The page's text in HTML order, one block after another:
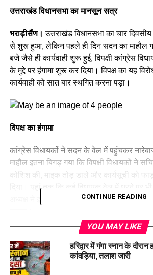
उत्तराखंड विधानसभा का मानसून सत्र
भराड़ीसैंण।उत्तराखंड विधानसभा का चार
से शुरू हुआ, लेकिन पहले ही दिन सदन का माहौल
बजे जैसे ही कार्यवाही शुरू हुई, विपक्षी कांग्रेस
के मुद्दे पर हंगामा शुरू कर दिया। विपक्ष का यह
कार्यवाही को सात बार स्थगित करना पड़ा।
विपक्ष का हंगामा
कांग्रेस विधायकों ने सदन के वेल में पहुंचकर
माहौल इतना बिगड़ गया कि विपक्षी विधायकों ने
कोशिश की, माइक तोड़ डाले और कार्यसूची को
दिया। यहां तक कि कई विधायक वेल में धरने पर भी
अध्यक्ष ने इस पर नाराजगी जताते हुए इसे बेहद
अनुपूरक बजट और विधेयक पेश
विपक्षी हंगामे के बीच ही
CONTINUE READING
YOU MAY LIKE
हरिद्वार में गंगा स्नान के
कांवड़िया, तलाश जारी